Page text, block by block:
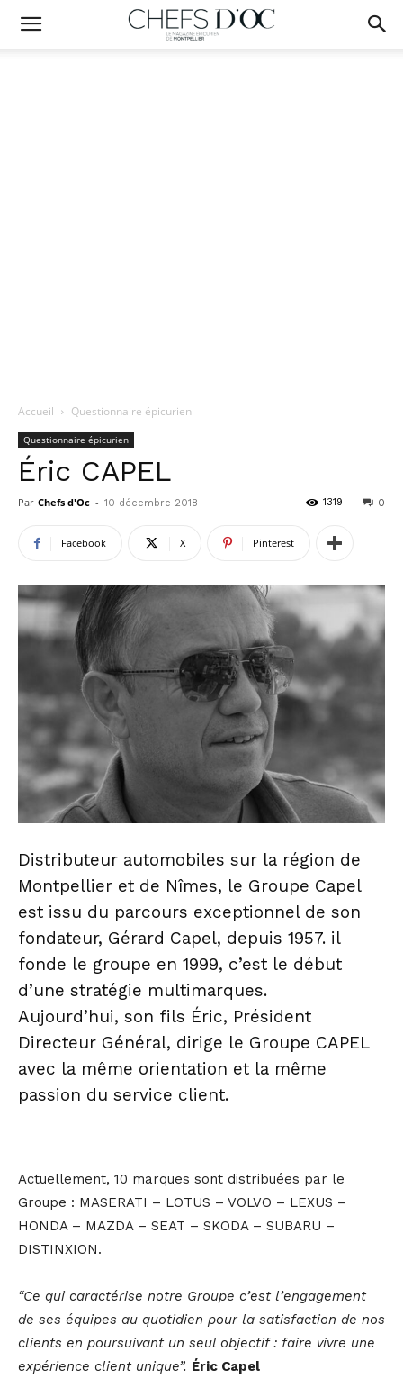
Accueil Questionnaire épicurien
Questionnaire épicurien
Éric CAPEL
Par Chefs d'Oc - 10 décembre 2018 0
1319
Facebook X Pinterest
Distributeur automobiles sur la région de
Montpellier et de Nîmes, le Groupe Capel
est issu du parcours exceptionnel de son
fondateur, Gérard Capel, depuis 1957. il
fonde le groupe en 1999, c’est le début
d’une stratégie multimarques.
Aujourd’hui, son fils Éric, Président
Directeur Général, dirige le Groupe CAPEL
avec la même orientation et la même
passion du service client.
Actuellement, 10 marques sont distribuées par le
Groupe : MASERATI – LOTUS – VOLVO – LEXUS –
HONDA – MAZDA – SEAT – SKODA – SUBARU –
DISTINXION.
“Ce qui caractérise notre Groupe c’est l’engagement
de ses équipes au quotidien pour la satisfaction de nos
clients en poursuivant un seul objectif : faire vivre une
expérience client unique”. Éric Capel